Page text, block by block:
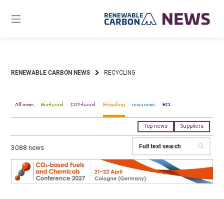
content
RENEWABLE CARBON NEWS RECYCLING
All news Bio-based CO2-based Recycling nova news RCI
Top news Suppliers
3088 news